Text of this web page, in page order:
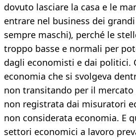
dovuto lasciare la casa e le
entrare nel business dei
sempre maschi), perché le
troppo basse e normali per
dagli economisti e dai politici.
economia che si svolgeva
non transitando per il mercato
non registrata dai misuratori
non considerata economia. E
settori economici a lavoro